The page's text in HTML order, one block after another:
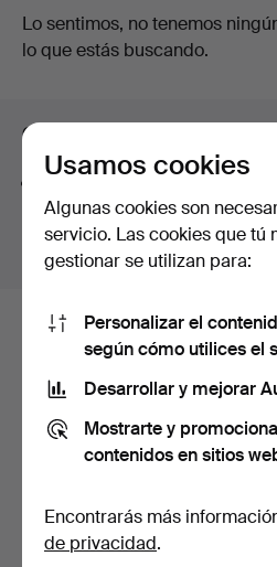
Welcome to take a look at the
some of the artists who are
scene!
Subastas
Lo sentimos, no tenemos
lo que estás buscando.
Consejos para mejorar la
La función de búsqueda
palabras. Por ejemplo si
resultados parabrazalete
Estos son los lotes
nuestro archivo que
tu búsqueda.
Mostrar todos los lotes
Usamos cookies
Algunas cookies son
servicio. Las cookies que tú
gestionar se utilizan para:
Personalizar el
según cómo utilices el
Desarrollar y mejorar
Mostrarte y
contenidos en sitios
Encontrarás más
de privacidad.